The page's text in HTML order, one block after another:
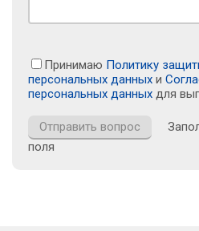
Принимаю Политику
персональных данных и
персональных данных для
поля